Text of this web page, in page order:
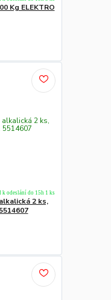
Kg ELEKTRO
2 ks,
k odeslání do 15h 1 ks